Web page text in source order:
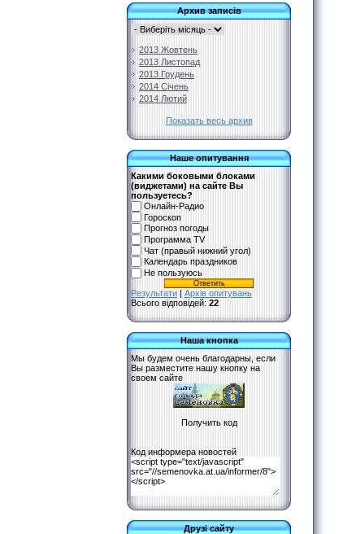
Архив записів
2013 Жовтень
2013 Листопад
2013 Грудень
2014 Січень
2014 Лютий
Показать весь архив
Наше опитування
Какими боковыми блоками
(виджетами) на сайте Вы
пользуетесь?
Онлайн-Радио
Гороскоп
Прогноз погоды
Программа TV
Чат (правый нижний угол)
Календарь праздников
Не пользуюсь
Результати | Архів опитувань
Всього відповідей: 22
Наша кнопка
Мы будем очень благодарны, если
Вы разместите нашу кнопку на
своем сайте
Код информера новостей
Друзі сайту